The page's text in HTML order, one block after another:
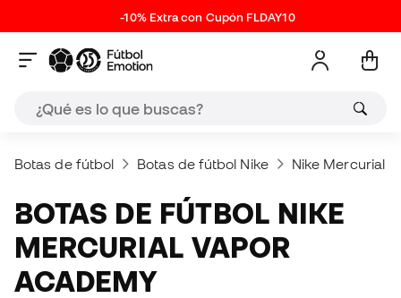
-10% Extra con Cupón FLDAY10
Botas de fútbol Botas de fútbol Nike Nike Mercurial
BOTAS DE FÚTBOL NIKE
MERCURIAL VAPOR
ACADEMY